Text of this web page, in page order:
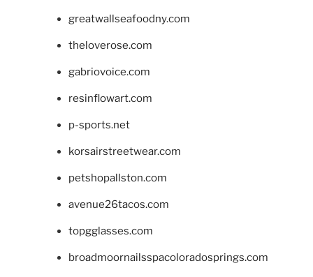
greatwallseafoodny.com
theloverose.com
gabriovoice.com
resinflowart.com
p-sports.net
korsairstreetwear.com
petshopallston.com
avenue26tacos.com
topgglasses.com
broadmoornailsspacoloradosprings.com